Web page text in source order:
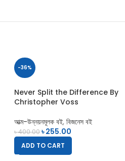
-36%
Never Split the Difference By
Christopher Voss
আত্ম-উন্নয়নমূলক বই, বিজনেস বই
৳400.00৳255.00
ADD TO CART